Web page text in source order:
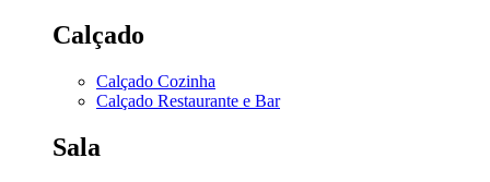
Calçado
Calçado Cozinha
Calçado Restaurante e Bar
Sala